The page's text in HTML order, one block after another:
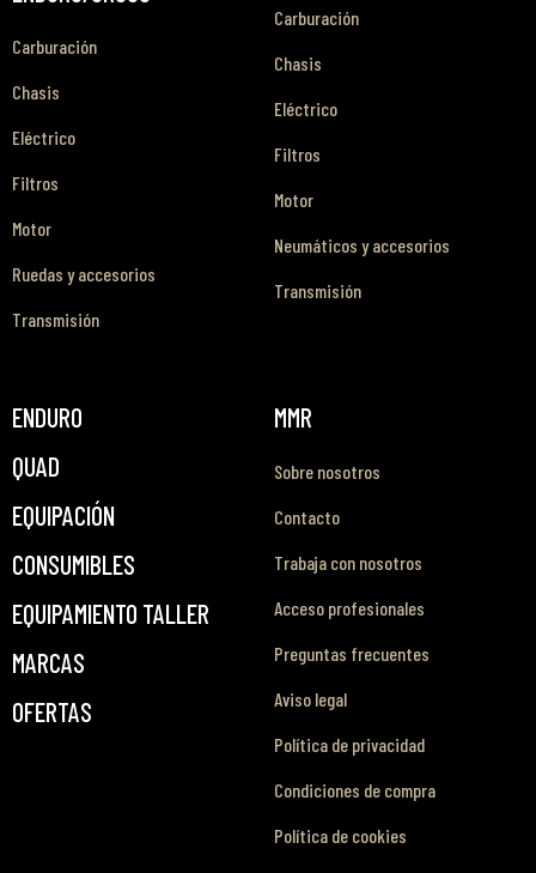
Carburación
Chasis
Eléctrico
Filtros
Motor
Ruedas y accesorios
Transmisión
Carburación
Chasis
Eléctrico
Filtros
Motor
Neumáticos y accesorios
Transmisión
ENDURO
QUAD
EQUIPACIÓN
CONSUMIBLES
EQUIPAMIENTO TALLER
MARCAS
OFERTAS
MMR
Sobre nosotros
Contacto
Trabaja con nosotros
Acceso profesionales
Preguntas frecuentes
Aviso legal
Política de privacidad
Condiciones de compra
Política de cookies